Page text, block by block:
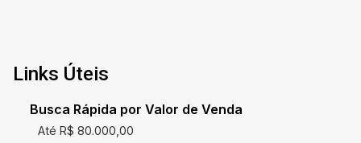
Links Úteis
Busca Rápida por Valor de Venda
Até R$ 80.000,00